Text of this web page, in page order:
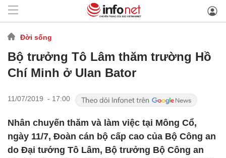
Đời sống
Bộ trưởng Tô Lâm thăm trường Hồ
Chí Minh ở Ulan Bator
11/07/2019 - 17:00
Nhân chuyến thăm và làm việc tại Mông Cổ,
ngày 11/7, Đoàn cán bộ cấp cao của Bộ Công an
do Đại tướng Tô Lâm, Bộ trưởng Bộ Công an